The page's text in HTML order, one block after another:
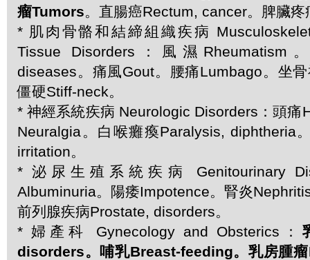
瘤Tumors。直腸癌Rectum, cancer。脾臟
* 肌肉骨骼和結締組織疾病
Tissue Disorders：風濕Rheumatism
diseases。痛風Gout。腰痛Lumbago。坐
僵硬Stiff-neck。
* 神經系統疾病 Neurologic Disorders：頭痛
Neuralgia。白喉癱瘓Paralysis, diphtheria
irritation。
* 泌尿生殖系統疾病 Genitourinary
Albuminuria。陽痿Impotence。腎炎
前列腺疾病Prostate, disorders。
* 婦產科 Gynecology and Obsterics：
disorders。哺乳Breast-feeding。乳房腫